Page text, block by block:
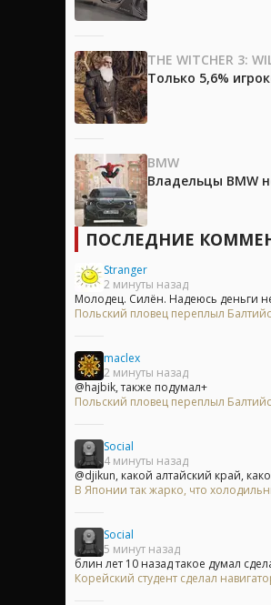
THE WITCHER 3:
Только 5,6%
BMW
Владельцы BMW
ПОСЛЕДНИЕ
Stranger
2 минуты назад
Молодец. Силён. Надеюсь деньги
Польский пловец переплыл
maclex
2 минуты назад
@hajbik, также подумал+
Польский пловец переплыл
Social
4 минуты назад
@djikun, какой алтайский край,
В Японии так жарко, что
Social
5 минут назад
блин лет 10 назад такое думал
Корейский студент сделал